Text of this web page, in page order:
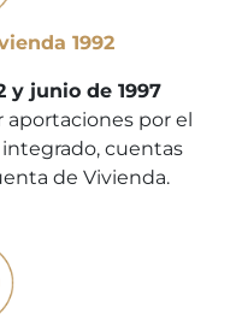
1992
y junio de 1997
por el
integrado, cuentas
de Vivienda.